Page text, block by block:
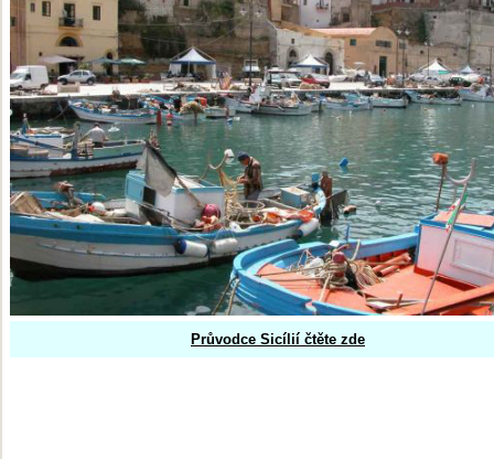
Průvodce Sicílií čtěte zde